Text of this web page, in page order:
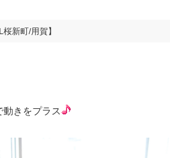
新町/用賀】
きをプラス